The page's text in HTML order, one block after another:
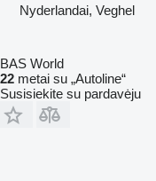
Nyderlandai, Veghel
BAS World
22 metai su „Autoline“
Susisiekite su pardavėju